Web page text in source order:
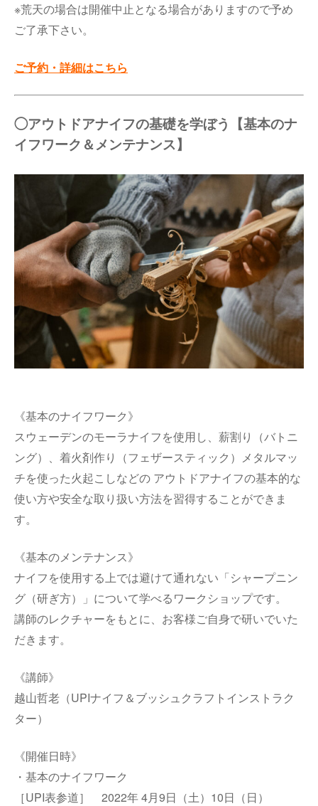
※荒天の場合は開催中止となる場合がありますので予め
ご了承下さい。
ご予約・詳細はこちら
◯アウトドアナイフの基礎を学ぼう【基本のナ
イフワーク＆メンテナンス】
《基本のナイフワーク》
スウェーデンのモーラナイフを使用し、薪割り（バトニ
ング）、着火剤作り（フェザースティック）メタルマッ
チを使った火起こしなどの アウトドアナイフの基本的な
使い方や安全な取り扱い方法を習得することができま
す。
《基本のメンテナンス》
ナイフを使用する上では避けて通れない「シャープニン
グ（研ぎ方）」について学べるワークショップです。
講師のレクチャーをもとに、お客様ご自身で研いでいた
だきます。
《講師》
越山哲老（UPIナイフ＆ブッシュクラフトインストラク
ター）
《開催日時》
・基本のナイフワーク
［UPI表参道］ 2022年 4月9日（土）10日（日）